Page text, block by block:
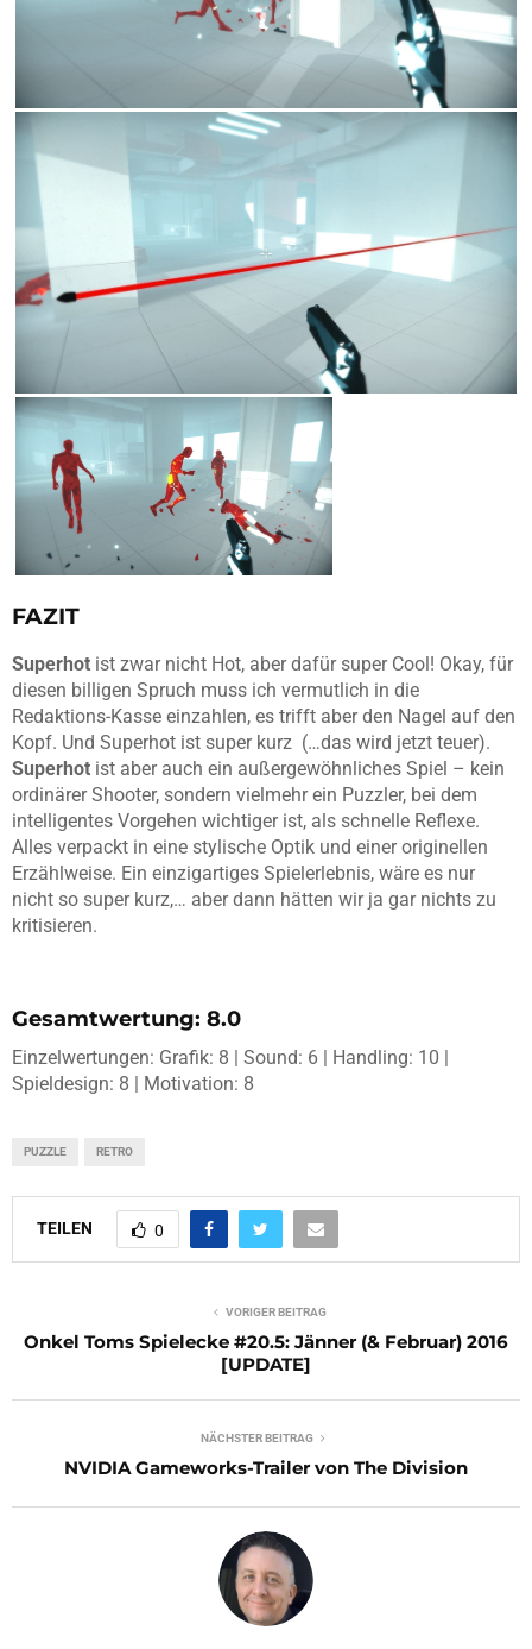
FAZIT
Superhot ist zwar nicht Hot, aber dafür super Cool! Okay, für
diesen billigen Spruch muss ich vermutlich in die
Redaktions-Kasse einzahlen, es trifft aber den Nagel auf den
Kopf. Und Superhot ist super kurz (…das wird jetzt teuer).
Superhot ist aber auch ein außergewöhnliches Spiel – kein
ordinärer Shooter, sondern vielmehr ein Puzzler, bei dem
intelligentes Vorgehen wichtiger ist, als schnelle Reflexe.
Alles verpackt in eine stylische Optik und einer originellen
Erzählweise. Ein einzigartiges Spielerlebnis, wäre es nur
nicht so super kurz,… aber dann hätten wir ja gar nichts zu
kritisieren.
Gesamtwertung: 8.0
Einzelwertungen: Grafik: 8 | Sound: 6 | Handling: 10 |
Spieldesign: 8 | Motivation: 8
PUZZLE RETRO
TEILEN 0
VORIGER BEITRAG
Onkel Toms Spielecke #20.5: Jänner (& Februar) 2016
[UPDATE]
NÄCHSTER BEITRAG
NVIDIA Gameworks-Trailer von The Division